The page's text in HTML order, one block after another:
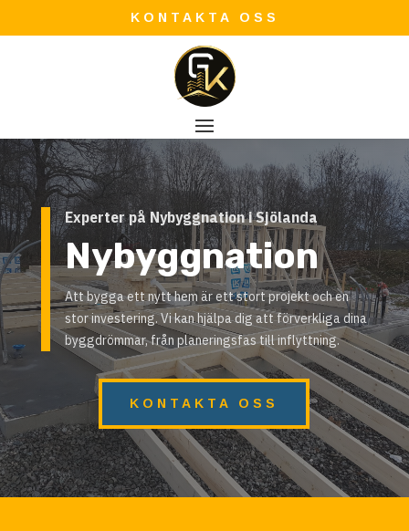
KONTAKTA OSS
Experter på Nybyggnation i Sjölanda
Nybyggnation
Att bygga ett nytt hem är ett stort projekt och en
stor investering. Vi kan hjälpa dig att förverkliga dina
byggdrömmar, från planeringsfas till inflyttning.
KONTAKTA OSS